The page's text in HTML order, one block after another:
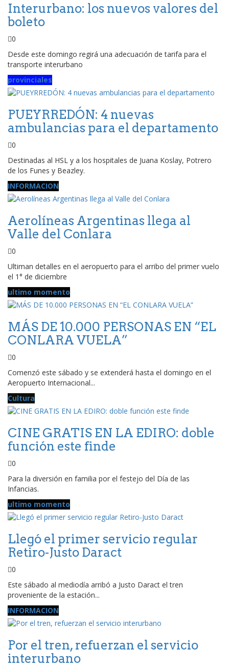
Interurbano: los nuevos valores del
boleto
0
Desde este domingo regirá una adecuación de tarifa para el
transporte interurbano
provinciales
PUEYRREDÓN: 4 nuevas
ambulancias para el departamento
0
Destinadas al HSL y a los hospitales de Juana Koslay, Potrero
de los Funes y Beazley.
INFORMACION
Aerolíneas Argentinas llega al
Valle del Conlara
0
Ultiman detalles en el aeropuerto para el arribo del primer vuelo
el 1° de diciembre
ultimo momento
MÁS DE 10.000 PERSONAS EN “EL
CONLARA VUELA”
0
Comenzó este sábado y se extenderá hasta el domingo en el
Aeropuerto Internacional...
Cultura
CINE GRATIS EN LA EDIRO: doble
función este finde
0
Para la diversión en familia por el festejo del Día de las
Infancias.
ultimo momento
Llegó el primer servicio regular
Retiro-Justo Daract
0
Este sábado al mediodía arribó a Justo Daract el tren
proveniente de la estación...
INFORMACION
Por el tren, refuerzan el servicio
interurbano